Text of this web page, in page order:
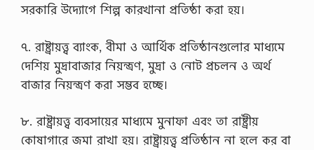
সরকারি উদ্যোগে শিল্প কারখানা প্রতিষ্ঠা করা হয়।
৭. রাষ্ট্রায়ত্ত্ব ব্যাংক, বীমা ও আর্থিক প্রতিষ্ঠানগুলোর মাধ্যমে
দেশিয় মুদ্রাবাজার নিয়ন্ত্রণ, মুদ্রা ও নোট প্রচলন ও অর্থ
বাজার নিয়ন্ত্রণ করা সম্ভব হচ্ছে।
৮. রাষ্ট্রায়ত্ত্ব ব্যবসায়ের মাধ্যমে মুনাফা এবং তা রাষ্ট্রীয়
কোষাগারে জমা রাখা হয়। রাষ্ট্রায়ত্ত্ব প্রতিষ্ঠান না হলে কর বা